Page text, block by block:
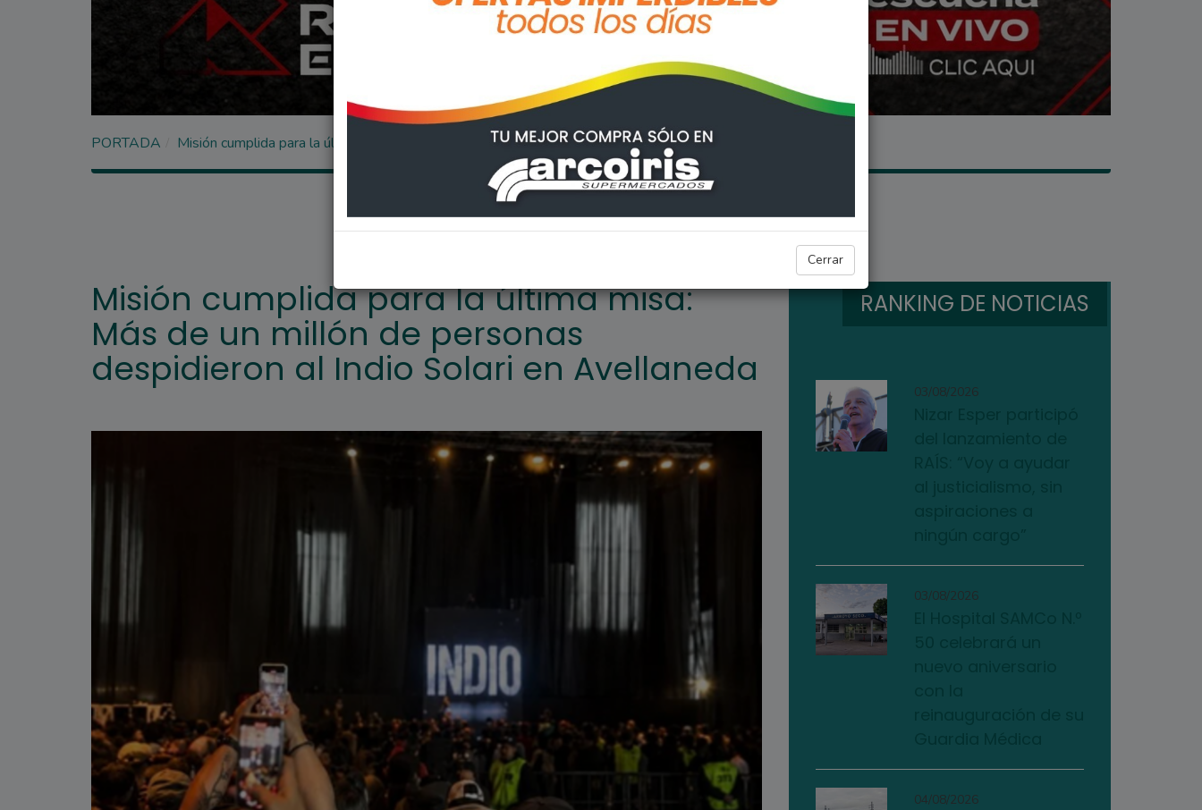
Cerrar
PORTADA Misión cumplida para la última misa: Más de un millón de personas despidieron al Indio Solari en Avellaneda
INTERÉS GENERAL
Misión cumplida para la última misa:
Más de un millón de personas
despidieron al Indio Solari en Avellaneda
RANKING DE NOTICIAS
03/08/2026
03/08/2026
04/08/2026